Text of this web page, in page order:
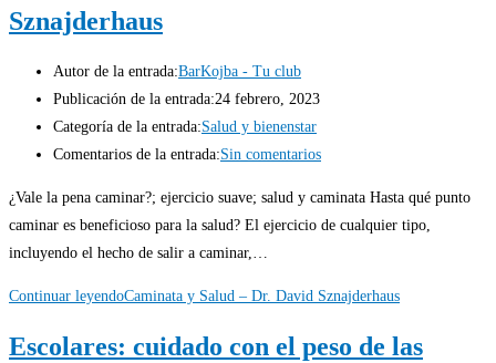
Sznajderhaus
Autor de la entrada:BarKojba - Tu club
Publicación de la entrada:24 febrero, 2023
Categoría de la entrada:Salud y bienenstar
Comentarios de la entrada:Sin comentarios
¿Vale la pena caminar?; ejercicio suave; salud y caminata Hasta qué punto
caminar es beneficioso para la salud? El ejercicio de cualquier tipo,
incluyendo el hecho de salir a caminar,…
Continuar leyendoCaminata y Salud – Dr. David Sznajderhaus
Escolares: cuidado con el peso de las